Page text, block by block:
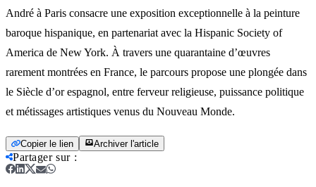
André à Paris consacre une exposition exceptionnelle à la peinture
baroque hispanique, en partenariat avec la Hispanic Society of
America de New York. À travers une quarantaine d’œuvres
rarement montrées en France, le parcours propose une plongée dans
le Siècle d’or espagnol, entre ferveur religieuse, puissance politique
et métissages artistiques venus du Nouveau Monde.
Copier le lien Archiver l'article
Partager sur: